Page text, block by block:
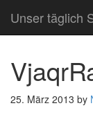
Unser täglich
25. März 2013 by